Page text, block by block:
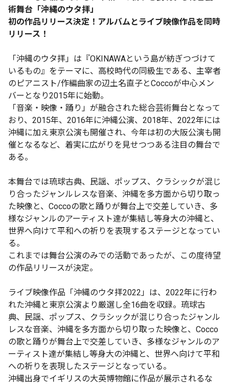
術舞台「沖縄のウタ拝」
初の作品リリース決定！アルバムとライブ映像作品を同時
リリース！
「沖縄のウタ拝」は『OKINAWAという島が紡ぎつづけて
いるもの』をテーマに、高校時代の同級生である、主宰者
のピアニスト/作編曲家の辺土名直子とCoccoが中心メン
バーとなり2015年に始動。
「音楽・映像・踊り」が融合された総合芸術舞台となって
おり、2015年、2016年に沖縄公演、2018年、2022年には
沖縄に加え東京公演も開催され、今年は初の大阪公演も開
催となるなど、着実に広がりを見せつつある注目の舞台で
ある。
本舞台では琉球古典、民謡、ポップス、クラシックが混じ
り合ったジャンルレスな音楽、沖縄を多方面から切り取っ
た映像と、Coccoの歌と踊りが舞台上で交差していき、多
様なジャンルのアーティスト達が集結し等身大の沖縄と、
世界へ向けて平和への祈りを表現するステージとなってい
る。
これまでは舞台公演のみでの活動であったが、この度待望
の作品リリースが決定。
ライブ映像作品「沖縄のウタ拝2022」は、2022年に行わ
れた沖縄と東京公演より厳選し全16曲を収録。琉球古
典、民謡、ポップス、クラシックが混じり合ったジャンル
レスな音楽、沖縄を多方面から切り取った映像と、Cocco
の歌と踊りが舞台上で交差していき、多様なジャンルのア
ーティスト達が集結し等身大の沖縄と、世界へ向けて平和
への祈りを表現したステージとなっている。
沖縄出身でイギリスの大英博物館に作品が展示されるな